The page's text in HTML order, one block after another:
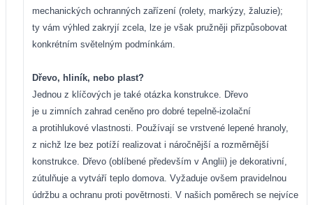
mechanických ochranných zařízení (rolety, markýzy, žaluzie);
ty vám výhled zakryjí zcela, lze je však pružněji přizpůsobovat
konkrétním světelným podmínkám.
Dřevo, hliník, nebo plast?
Jednou z klíčových je také otázka konstrukce. Dřevo
je u zimních zahrad ceněno pro dobré tepelně-izolační
a protihlukové vlastnosti. Používají se vrstvené lepené hranoly,
z nichž lze bez potíží realizovat i náročnější a rozměrnější
konstrukce. Dřevo (oblíbené především v Anglii) je dekorativní,
zútulňuje a vytváří teplo domova. Vyžaduje ovšem pravidelnou
údržbu a ochranu proti povětrnosti. V našich poměrech se nejvíce